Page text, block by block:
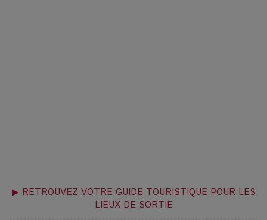
▶ RETROUVEZ VOTRE GUIDE TOURISTIQUE POUR LES
LIEUX DE SORTIE